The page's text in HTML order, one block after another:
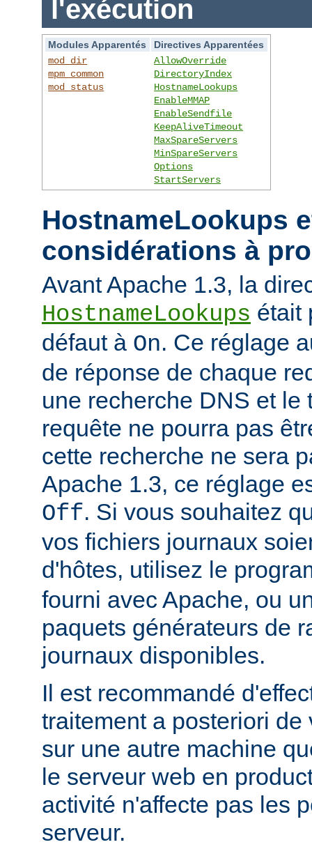
l'exécution
Modules Apparentés
Directives Apparentées
mod_dir
mpm_common
mod_status
AllowOverride
DirectoryIndex
HostnameLookups
EnableMMAP
EnableSendfile
KeepAliveTimeout
MaxSpareServers
MinSpareServers
Options
StartServers
HostnameLookups
considérations à
Avant Apache 1.3, la
HostnameLookups était
défaut à On. Ce réglage
de réponse de chaque
une recherche DNS et le
requête ne pourra pas
cette recherche ne sera
Apache 1.3, ce réglage
Off. Si vous souhaitez
vos fichiers journaux
d'hôtes, utilisez le
fourni avec Apache, ou
paquets générateurs de
journaux disponibles.
Il est recommandé
traitement a posteriori
sur une autre machine
le serveur web en
activité n'affecte pas les
serveur.